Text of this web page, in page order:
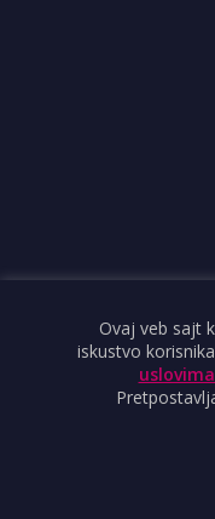
Ovaj veb sajt
iskustvo